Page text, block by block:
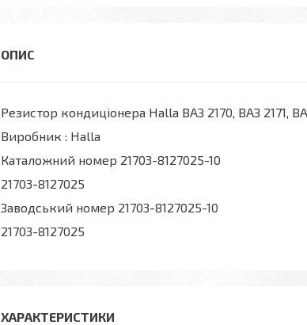
Резистор кондиціонера Halla ВАЗ 2170, ВАЗ 2171,
Виробник : Halla
Каталожний номер 21703-8127025-10
21703-8127025
Заводський номер 21703-8127025-10
21703-8127025
ХАРАКТЕРИСТИКИ